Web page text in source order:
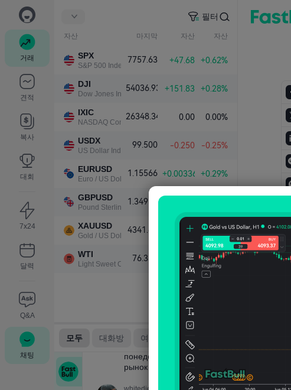
거래
견적
복사
대회
7x24
달력
Q&A
채팅
필터
자산 마지막 자산 자산
SPX
S&P 500 Index
7757.63 +47.68 +0.62%
DJI
Dow Jones Industrial Average
54036.93 +151.83 +0.28%
IXIC
NASDAQ Composite Index
26348.34 0.00 0.00%
USDX
US Dollar Index
99.500 -0.250 -0.25%
EURUSD
Euro / US Dollar
1.15566 +0.00336 +0.29%
GBPUSD
Pound Sterling / US Dollar
1.34910
XAUUSD
Gold / US Dollar
4341.81 +101.79 +2.40%
WTI
Light Sweet Crude Oil
76.339 -1.000 -1.29%
검